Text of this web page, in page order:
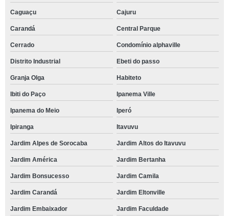
Caguaçu Cajuru
Carandá Central Parque
Cerrado Condomínio alphaville
Distrito Industrial Ebeti do passo
Granja Olga Habiteto
Ibiti do Paço Ipanema Ville
Ipanema do Meio Iperó
Ipiranga Itavuvu
Jardim Alpes de Sorocaba Jardim Altos do Itavuvu
Jardim América Jardim Bertanha
Jardim Bonsucesso Jardim Camila
Jardim Carandá Jardim Eltonville
Jardim Embaixador Jardim Faculdade